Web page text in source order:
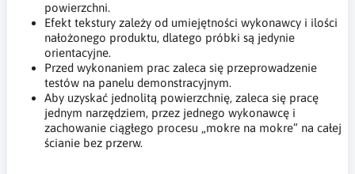
powierzchni.
Efekt tekstury zależy od umiejętności wykonawcy i ilości
nałożonego produktu, dlatego próbki są jedynie
orientacyjne.
Przed wykonaniem prac zaleca się przeprowadzenie
testów na panelu demonstracyjnym.
Aby uzyskać jednolitą powierzchnię, zaleca się pracę
jednym narzędziem, przez jednego wykonawcę i
zachowanie ciągłego procesu „mokre na mokre” na całej
ścianie bez przerw.